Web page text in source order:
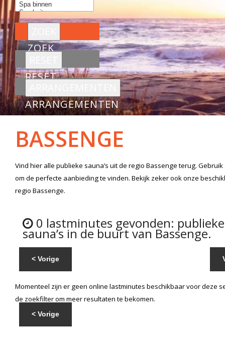
ZOEK
RESET
ARRANGEMENTEN
BASSENGE
Vind hier alle publieke sauna’s uit de regio Bassengeterug.
om de perfecte aanbieding te vinden. Bekijk zeker ook onze
regio Bassenge.
0 lastminutes gevonden: publieke
sauna’s in de buurt van Bassenge.
< Vorige
Momenteel zijn er geen online lastminutes beschikbaar voor deze
de zoekfilter om meer resultaten te bekomen.
< Vorige